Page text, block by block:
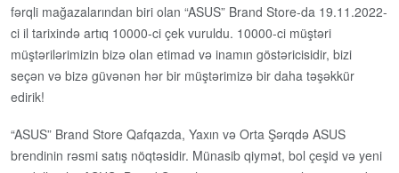
fərqli mağazalarından biri olan “ASUS” Brand Store-da 19.11.2022-
ci il tarixində artıq 10000-ci çek vuruldu. 10000-ci müştəri
müştərilərimizin bizə olan etimad və inamın göstəricisidir, bizi
seçən və bizə güvənən hər bir müştərimizə bir daha təşəkkür
edirik!
“ASUS” Brand Store Qafqazda, Yaxın və Orta Şərqdə ASUS
brendinin rəsmi satış nöqtəsidir. Münasib qiymət, bol çeşid və yeni